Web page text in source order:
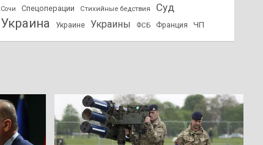
Сочи Спецоперации Стихийные бедствия Суд
Украина Украине Украины ФСБ Франция ЧП